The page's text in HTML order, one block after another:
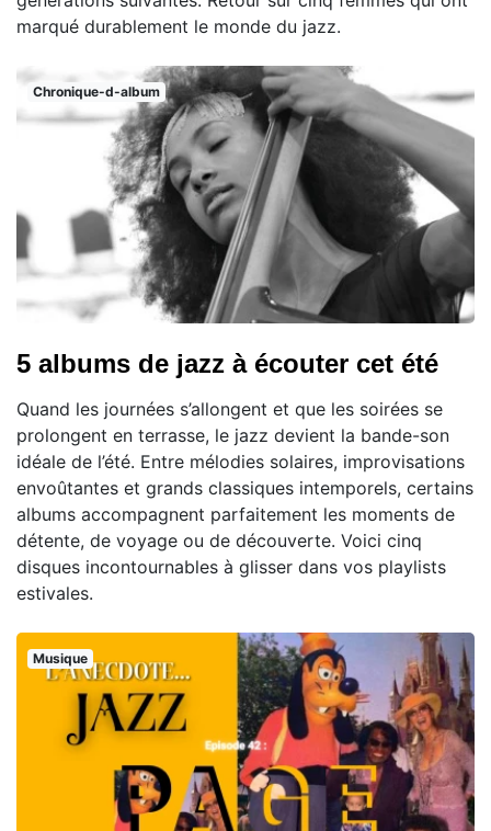
marqué durablement le monde du jazz.
Chronique-d-album
5 albums de jazz à écouter cet été
Quand les journées s’allongent et que les soirées se
prolongent en terrasse, le jazz devient la bande-son
idéale de l’été. Entre mélodies solaires, improvisations
envoûtantes et grands classiques intemporels, certains
albums accompagnent parfaitement les moments de
détente, de voyage ou de découverte. Voici cinq
disques incontournables à glisser dans vos playlists
estivales.
Musique